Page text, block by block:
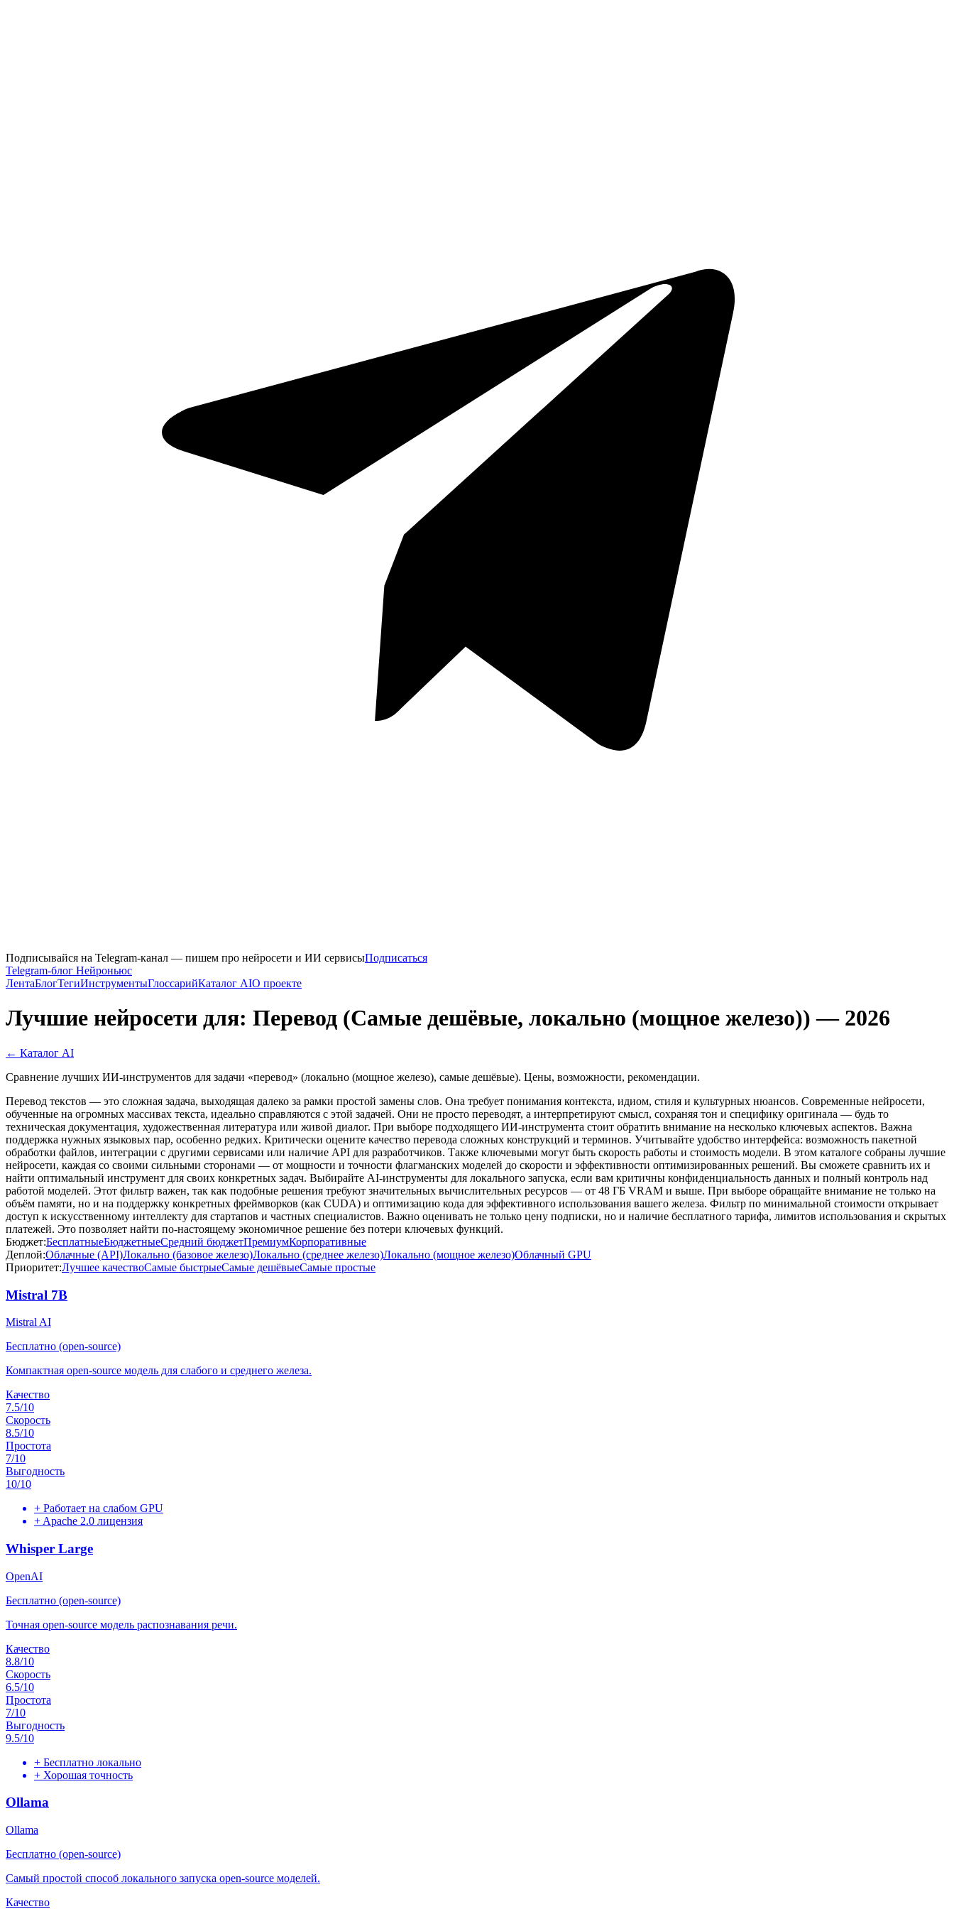
Подписывайся на Telegram-канал — пишем про нейросети и ИИ сервисыПодписаться
Telegram-блог Нейроньюс
ЛентаБлогТегиИнструментыГлоссарийКаталог AIО проекте
Лучшие нейросети для: Перевод (Самые дешёвые, локально (мощное железо)) — 2026
← Каталог AI
Сравнение лучших ИИ-инструментов для задачи «перевод» (локально (мощное железо), самые дешёвые). Цены, возможности, рекомендации.
Перевод текстов — это сложная задача, выходящая далеко за рамки простой замены слов. Она требует понимания контекста, идиом, стиля и культурных нюансов. Современные нейросети,
обученные на огромных массивах текста, идеально справляются с этой задачей. Они не просто переводят, а интерпретируют смысл, сохраняя тон и специфику оригинала — будь то
техническая документация, художественная литература или живой диалог. При выборе подходящего ИИ-инструмента стоит обратить внимание на несколько ключевых аспектов. Важна
поддержка нужных языковых пар, особенно редких. Критически оцените качество перевода сложных конструкций и терминов. Учитывайте удобство интерфейса: возможность пакетной
обработки файлов, интеграции с другими сервисами или наличие API для разработчиков. Также ключевыми могут быть скорость работы и стоимость модели. В этом каталоге собраны лучшие
нейросети, каждая со своими сильными сторонами — от мощности и точности флагманских моделей до скорости и эффективности оптимизированных решений. Вы сможете сравнить их и
найти оптимальный инструмент для своих конкретных задач. Выбирайте AI-инструменты для локального запуска, если вам критичны конфиденциальность данных и полный контроль над
работой моделей. Этот фильтр важен, так как подобные решения требуют значительных вычислительных ресурсов — от 48 ГБ VRAM и выше. При выборе обращайте внимание не только на
объём памяти, но и на поддержку конкретных фреймворков (как CUDA) и оптимизацию кода для эффективного использования вашего железа. Фильтр по минимальной стоимости открывает
доступ к искусственному интеллекту для стартапов и частных специалистов. Важно оценивать не только цену подписки, но и наличие бесплатного тарифа, лимитов использования и скрытых
платежей. Это позволяет найти по-настоящему экономичное решение без потери ключевых функций.
Бюджет:БесплатныеБюджетныеСредний бюджетПремиумКорпоративные
Деплой:Облачные (API)Локально (базовое железо)Локально (среднее железо)Локально (мощное железо)Облачный GPU
Приоритет:Лучшее качествоСамые быстрыеСамые дешёвыеСамые простые
Mistral 7B
Mistral AI
Бесплатно (open-source)
Компактная open-source модель для слабого и среднего железа.
Качество
7.5/10
Скорость
8.5/10
Простота
7/10
Выгодность
10/10
+ Работает на слабом GPU
+ Apache 2.0 лицензия
Whisper Large
OpenAI
Бесплатно (open-source)
Точная open-source модель распознавания речи.
Качество
8.8/10
Скорость
6.5/10
Простота
7/10
Выгодность
9.5/10
+ Бесплатно локально
+ Хорошая точность
Ollama
Ollama
Бесплатно (open-source)
Самый простой способ локального запуска open-source моделей.
Качество